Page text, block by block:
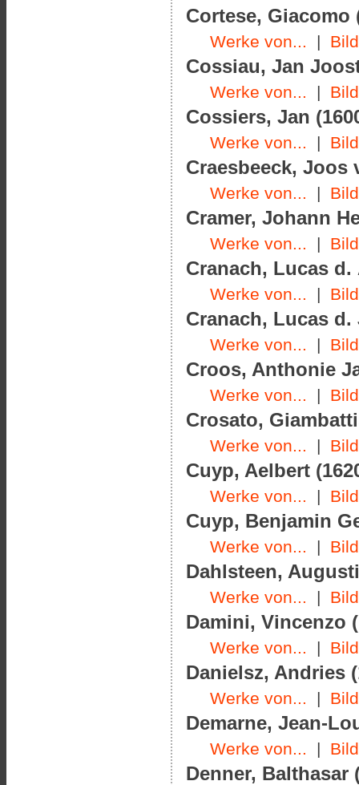
Cortese, Giacomo
Werke von... |
Cossiau, Jan
Werke von... |
Cossiers, Jan
Werke von... |
Craesbeeck, Joos
Werke von... |
Cramer, Johann
Werke von... |
Cranach, Lucas d.
Werke von... |
Cranach, Lucas d.
Werke von... |
Croos, Anthonie
Werke von... |
Crosato,
Werke von... |
Cuyp, Aelbert
Werke von... |
Cuyp, Benjamin
Werke von... |
Dahlsteen,
Werke von... |
Damini, Vincenzo
Werke von... |
Danielsz, Andries
Werke von... |
Demarne, Jean-
Werke von... |
Denner, Balthasar